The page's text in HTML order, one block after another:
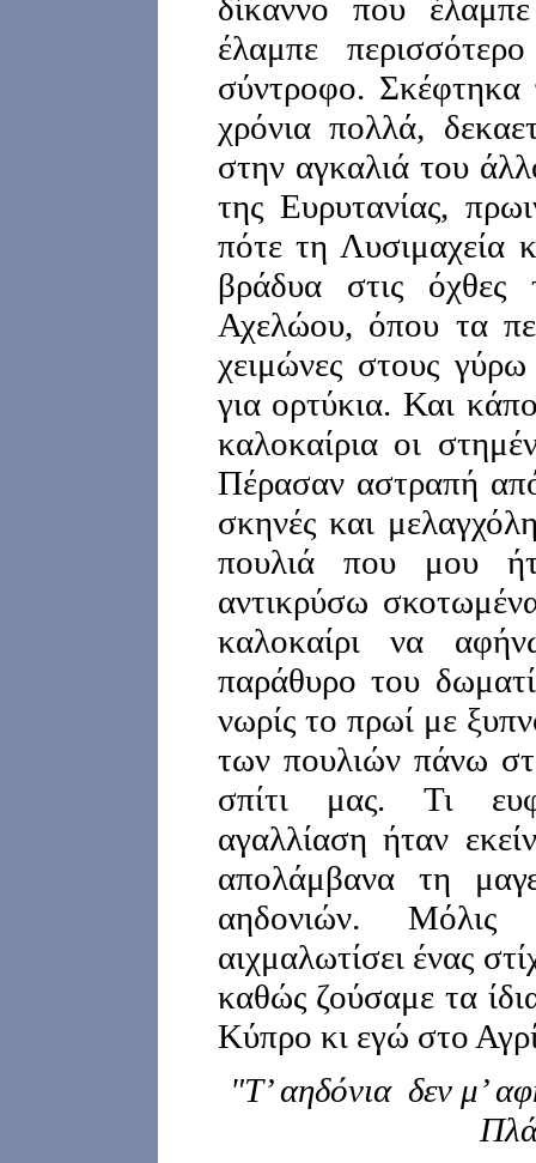
δίκαννο που
έλαμπε
σύντροφο.
χρόνια πολλά,
στην αγκαλιά του
της Ευρυτανίας,
πότε τη Λυσιμαχεία
βράδυα στις όχθες
Αχελώου, όπου τα
χειμώνες στους
για ορτύκια. Και
καλοκαίρια οι
Πέρασαν αστραπή
σκηνές και
πουλιά που μου
αντικρύσω
καλοκαίρι να
παράθυρο του
νωρίς το πρωί με
των πουλιών πάνω
σπίτι μας. Τι
αγαλλίαση ήταν
απολάμβανα τη
αηδονιών.
αιχμαλωτίσει ένας
καθώς ζούσαμε τα
Κύπρο κι εγώ στο
"Τ’ αηδόνια δεν μ’